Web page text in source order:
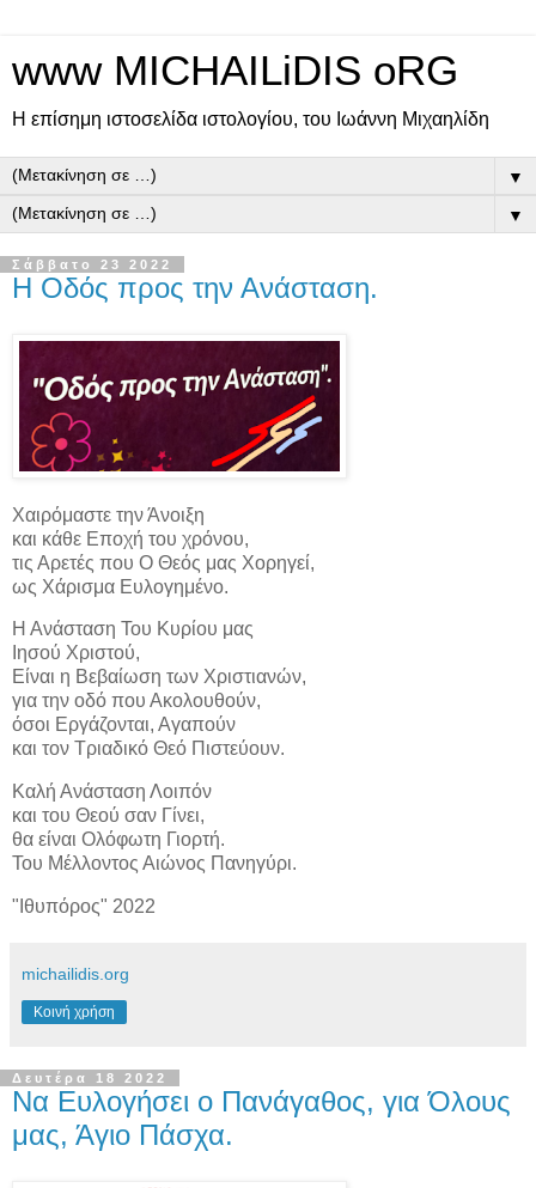
www MICHAILiDIS oRG
Η επίσημη ιστοσελίδα ιστολογίου, του Ιωάννη Μιχαηλίδη
▼
▼
Σάββατο 23 2022
Η Οδός προς την Ανάσταση.
Χαιρόμαστε την Άνοιξη
και κάθε Εποχή του χρόνου,
τις Αρετές που Ο Θεός μας Χορηγεί,
ως Χάρισμα Ευλογημένο.
Η Ανάσταση Του Κυρίου μας
Ιησού Χριστού,
Είναι η Βεβαίωση των Χριστιανών,
για την οδό που Ακολουθούν,
όσοι Εργάζονται, Αγαπούν
και τον Τριαδικό Θεό Πιστεύουν.
Καλή Ανάσταση Λοιπόν
και του Θεού σαν Γίνει,
θα είναι Ολόφωτη Γιορτή.
Του Μέλλοντος Αιώνος Πανηγύρι.
"Ιθυπόρος" 2022
michailidis.org
Κοινή χρήση
Δευτέρα 18 2022
Να Ευλογήσει ο Πανάγαθος, για Όλους
μας, Άγιο Πάσχα.